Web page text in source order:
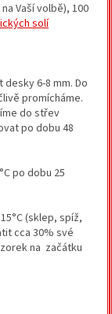
Vaší volbě), 100
solí
6-8 mm. Do
promícháme.
do střev
po dobu 48
po dobu 25
(sklep, spíž,
cca 30% své
na začátku